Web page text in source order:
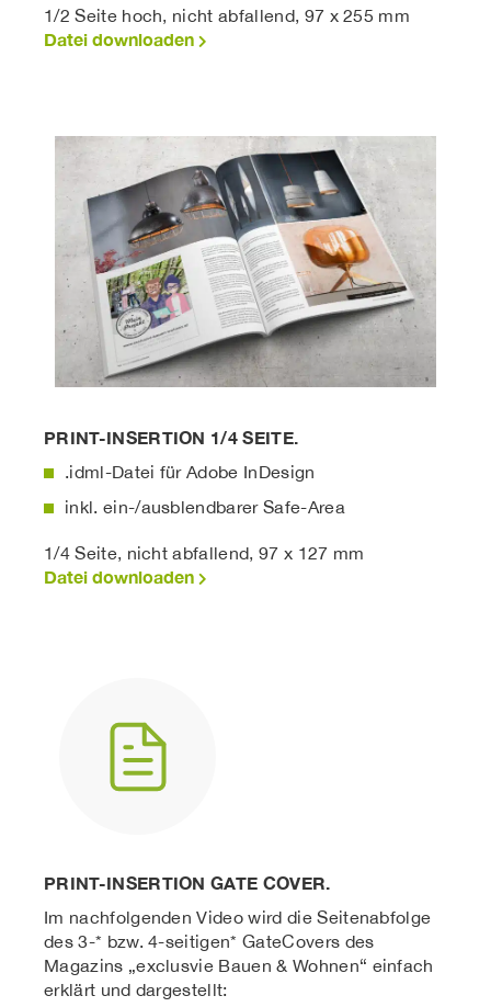
1/2 Seite hoch, nicht abfallend, 97 x 255 mm
Datei downloaden
PRINT-INSERTION 1/4 SEITE.
.idml-Datei für Adobe InDesign
inkl. ein-/ausblendbarer Safe-Area
1/4 Seite, nicht abfallend, 97 x 127 mm
Datei downloaden
PRINT-INSERTION GATE COVER.
Im nachfolgenden Video wird die Seitenabfolge
des 3-* bzw. 4-seitigen* GateCovers des
Magazins „exclusvie Bauen & Wohnen“ einfach
erklärt und dargestellt: